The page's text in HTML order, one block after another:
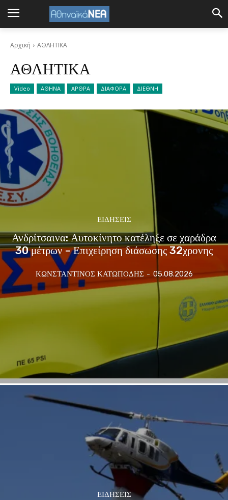
Αρχική ΑΘΛΗΤΙΚΑ
ΑΘΛΗΤΙΚΑ
Video ΑΘΗΝΑ ΑΡΘΡΑ ΔΙΑΦΟΡΑ ΔΙΕΘΝΗ
ΕΙΔΗΣΕΙΣ
Ανδρίτσαινα: Αυτοκίνητο κατέληξε σε χαράδρα
30 μέτρων – Επιχείρηση διάσωσης 32χρονης
ΚΩΝΣΤΑΝΤΙΝΟΣ ΚΑΤΩΠΟΔΗΣ - 05.08.2026
ΕΙΔΗΣΕΙΣ